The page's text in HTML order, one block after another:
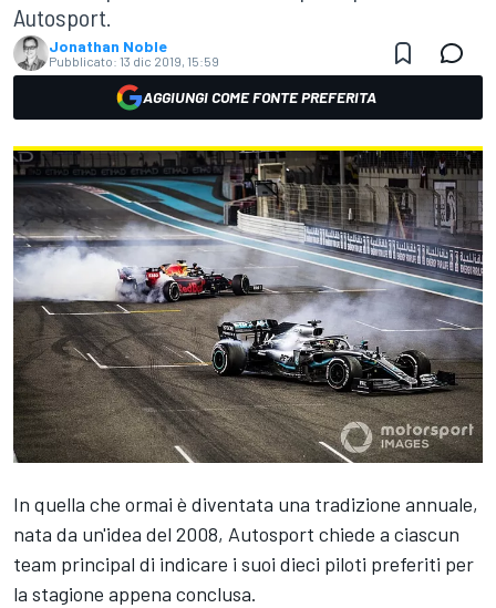
Autosport.
Jonathan Noble
Pubblicato: 13 dic 2019, 15:59
AGGIUNGI COME FONTE PREFERITA
In quella che ormai è diventata una tradizione annuale,
nata da un'idea del 2008, Autosport chiede a ciascun
team principal di indicare i suoi dieci piloti preferiti per
la stagione appena conclusa.